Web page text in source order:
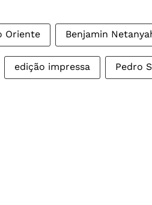
Oriente Benjamin
edição impressa Pedro